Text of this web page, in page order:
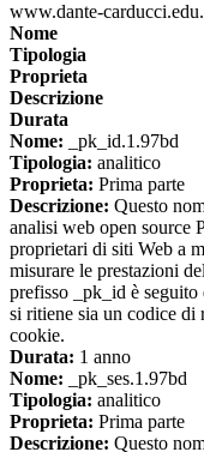
www.dante-
Nome
Tipologia
Proprieta
Descrizione
Durata
Nome: _pk_id.1.97bd
Tipologia: analitico
Proprieta: Prima parte
Descrizione: Questo
analisi web open source
proprietari di siti Web a
misurare le prestazioni
prefisso _pk_id è seguito
si ritiene sia un codice
cookie.
Durata: 1 anno
Nome: _pk_ses.1.97bd
Tipologia: analitico
Proprieta: Prima parte
Descrizione: Questo